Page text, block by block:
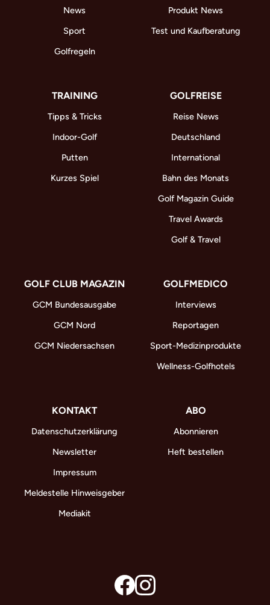
News
Sport
Golfregeln
Produkt News
Test und Kaufberatung
TRAINING
Tipps & Tricks
Indoor-Golf
Putten
Kurzes Spiel
GOLFREISE
Reise News
Deutschland
International
Bahn des Monats
Golf Magazin Guide
Travel Awards
Golf & Travel
GOLF CLUB MAGAZIN
GCM Bundesausgabe
GCM Nord
GCM Niedersachsen
GOLFMEDICO
Interviews
Reportagen
Sport-Medizinprodukte
Wellness-Golfhotels
KONTAKT
Datenschutzerklärung
Newsletter
Impressum
Meldestelle Hinweisgeber
Mediakit
ABO
Abonnieren
Heft bestellen